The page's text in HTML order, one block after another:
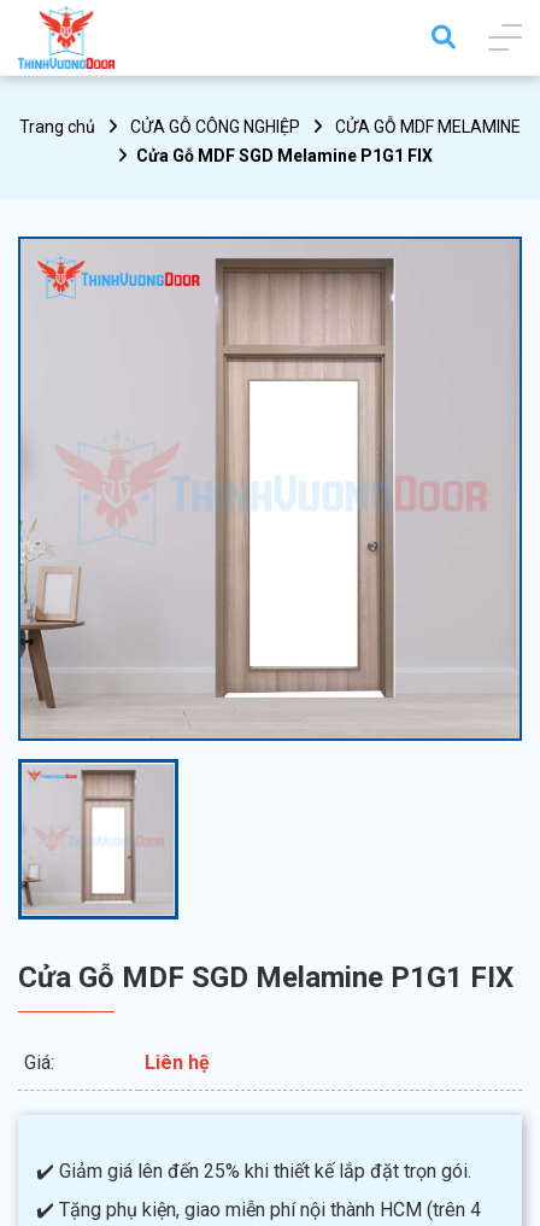
Trang chủ CỬA GỖ CÔNG NGHIỆP
CỬA GỖ MDF MELAMINE
Cửa Gỗ MDF SGD Melamine P1G1 FIX
Cửa Gỗ MDF SGD Melamine P1G1 FIX
Giá: Liên hệ
✔️ Giảm giá lên đến 25% khi thiết kế lắp đặt trọn gói.
✔️ Tặng phụ kiện, giao miễn phí nội thành HCM (trên 4